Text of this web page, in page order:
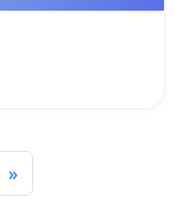
»